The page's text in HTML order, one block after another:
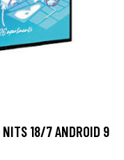
18/7 ANDROID 9